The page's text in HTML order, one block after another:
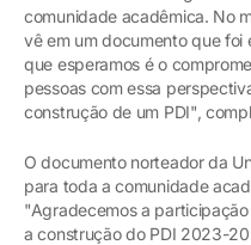
comunidade acadêmica. No
vê em um documento que
que esperamos é o
pessoas com essa
construção de um PDI",
O documento norteador da
para toda a comunidade
"Agradecemos a
a construção do PDI 2023-